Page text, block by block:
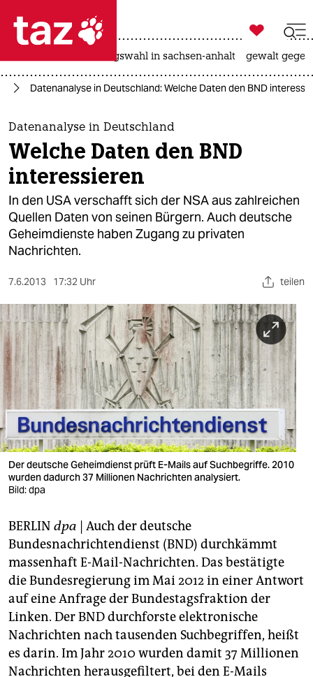
 taz zahl ich
taz zahl ich
themen
politik
öko
gesellschaft
kultur
sport
berlin
nord
wahrheit
verlag
verlag
veranstaltungen
shop
fragen & hilfe
unterstützen
abo
genossenschaft
epaper login

taz zahl ich
landtagswahl in sachsen-anhalt gewalt
Datenanalyse in Deutschland: Welche Daten den BND
Datenanalyse in Deutschland
Welche Daten den BND
interessieren
In den USA verschafft sich der NSA aus zahlreichen
Quellen Daten von seinen Bürgern. Auch deutsche
Geheimdienste haben Zugang zu privaten
Nachrichten.
7.6.2013 17:32 Uhr teilen
Der deutsche Geheimdienst prüft E-Mails auf Suchbegriffe. 2010
wurden dadurch 37 Millionen Nachrichten analysiert.
Bild: dpa
BERLIN dpa | Auch der deutsche
Bundesnachrichtendienst (BND) durchkämmt
massenhaft E-Mail-Nachrichten. Das bestätigte
die Bundesregierung im Mai 2012 in einer Antwort
auf eine Anfrage der Bundestagsfraktion der
Linken. Der BND durchforste elektronische
Nachrichten nach tausenden Suchbegriffen, heißt
es darin. Im Jahr 2010 wurden damit 37 Millionen
Nachrichten herausgefiltert, bei den E-Mails